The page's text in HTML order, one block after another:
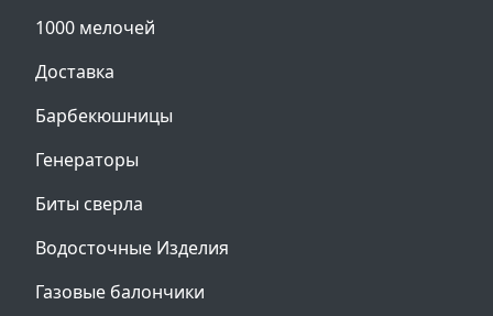
1000 мелочей
Доставка
Барбекюшницы
Генераторы
Биты сверла
Водосточные Изделия
Газовые балончики